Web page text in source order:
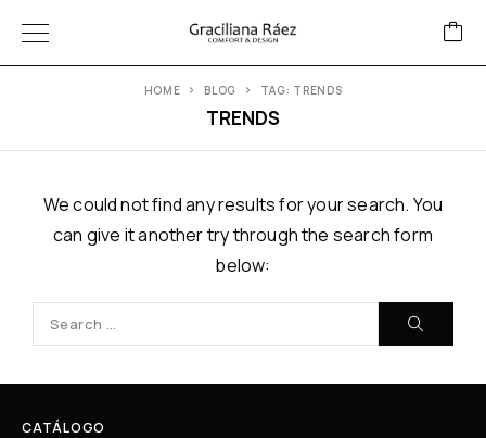
TRENDS
HOME BLOG TAG: TRENDS
We could not find any results for your search. You
can give it another try through the search form
below:
CATÁLOGO